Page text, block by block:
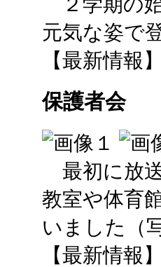
元気な姿で
【最新情報
保護者会
最初に放
教室や体育
いました（
【最新情報